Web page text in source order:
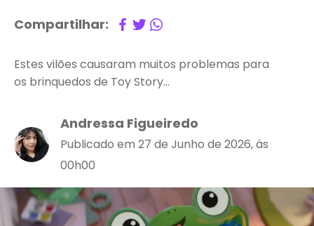
Compartilhar:
Estes vilões causaram muitos problemas para
os brinquedos de Toy Story…
Andressa Figueiredo
Publicado em 27 de Junho de 2026, às
00h00